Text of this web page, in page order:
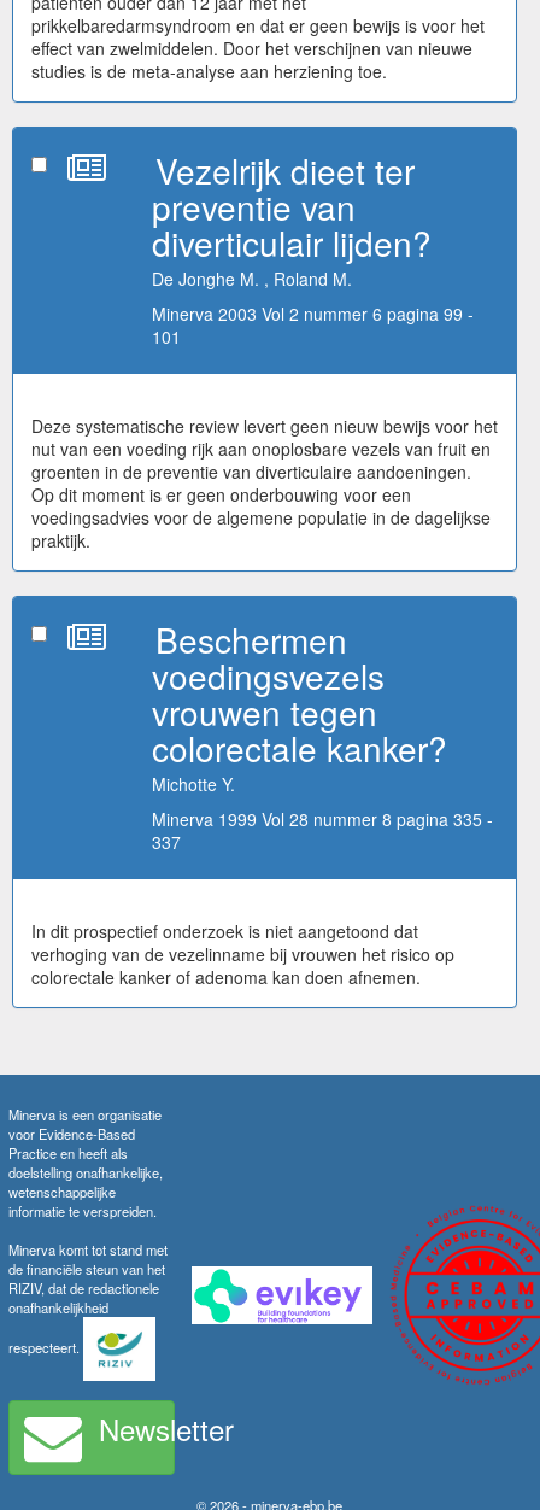
prikkelbaredarmsyndroom en dat er geen bewijs is voor het
effect van zwelmiddelen. Door het verschijnen van nieuwe
studies is de meta-analyse aan herziening toe.
Vezelrijk dieet ter
preventie van
diverticulair lijden?
De Jonghe M. , Roland M.
Minerva 2003 Vol 2 nummer 6 pagina 99 -
101
Deze systematische review levert geen nieuw bewijs voor het
nut van een voeding rijk aan onoplosbare vezels van fruit en
groenten in de preventie van diverticulaire aandoeningen.
Op dit moment is er geen onderbouwing voor een
voedingsadvies voor de algemene populatie in de dagelijkse
praktijk.
Beschermen
voedingsvezels
vrouwen tegen
colorectale kanker?
Michotte Y.
Minerva 1999 Vol 28 nummer 8 pagina 335 -
337
In dit prospectief onderzoek is niet aangetoond dat
verhoging van de vezelinname bij vrouwen het risico op
colorectale kanker of adenoma kan doen afnemen.
Minerva is een organisatie
voor Evidence-Based
Practice en heeft als
doelstelling onafhankelijke,
wetenschappelijke
informatie te verspreiden.
Minerva komt tot stand met
de financiële steun van het
RIZIV, dat de redactionele
onafhankelijkheid
respecteert.
Newsletter
© 2026 - minerva-ebp.be